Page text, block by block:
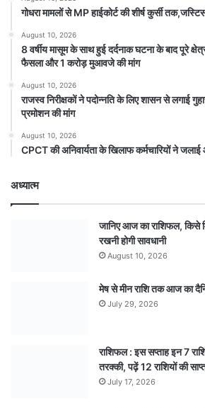
गोधरा मामलों से MP हाईकोर्ट की शीर्ष कुर्सी
August 10, 2026
8 वर्षीय मासूम के साथ हुई दर्दनाक घटना के बाद पूरे
फैसला और 1 करोड़ मुआवजे की मांग
August 10, 2026
राजस्व निरीक्षकों ने पदोन्नति के लिए शासन से लगाई
प्रमोशन की मांग
August 10, 2026
CPCT की अनिवार्यता के खिलाफ कर्मचारियों ने
अध्यात्म
जानिए आज का राशिफल, किसे
रखनी होगी सावधानी
August 10, 2026
मेष से मीन राशि तक आज का
July 29, 2026
राशिफल : इस सप्ताह इन 7
तरक्की, पढ़ें 12 राशियों की
July 17, 2026